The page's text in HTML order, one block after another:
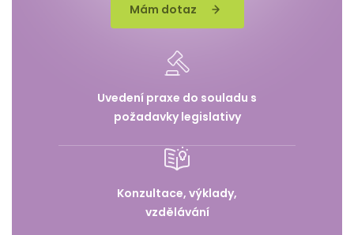
Mám dotaz
Uvedení praxe do souladu s
požadavky legislativy
Konzultace, výklady,
vzdělávání